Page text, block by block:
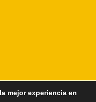
Política de Cookies
mejor experiencia en